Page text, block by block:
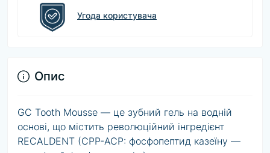
Угода користувача
Опис
GC Tooth Mousse — це зубний гель на водній
основі, що містить революційний інгредієнт
RECALDENT (CPP-ACP: фосфопептид казеїну —